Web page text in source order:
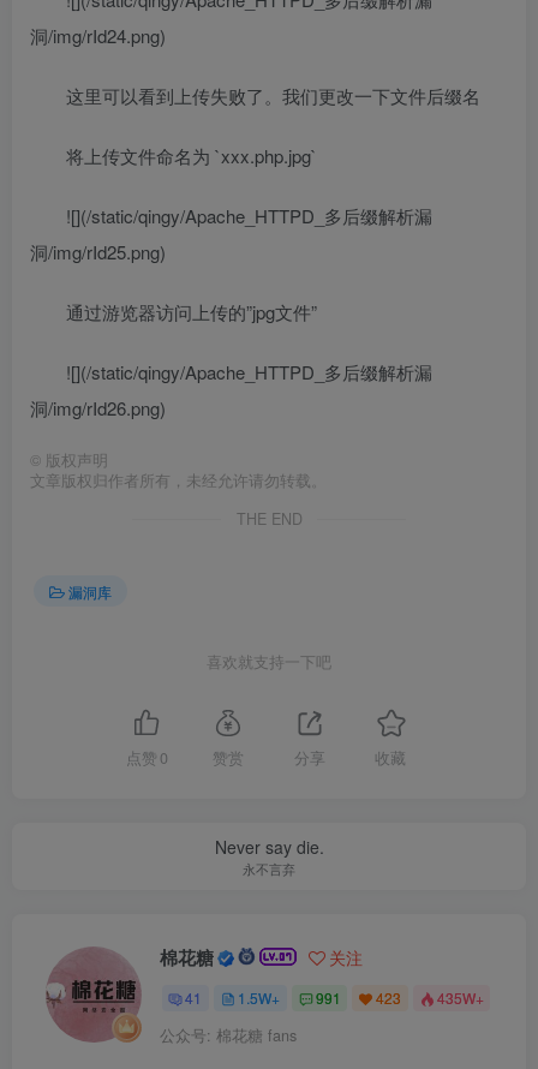
洞/img/rId24.png)
这里可以看到上传失败了。我们更改一下文件后缀名
将上传文件命名为 `xxx.php.jpg`
![](/static/qingy/Apache_HTTPD_多后缀解析漏
洞/img/rId25.png)
通过游览器访问上传的”jpg文件”
![](/static/qingy/Apache_HTTPD_多后缀解析漏
洞/img/rId26.png)
© 版权声明
文章版权归作者所有，未经允许请勿转载。
THE END
漏洞库
喜欢就支持一下吧
点赞 0 赞赏 分享 收藏
Never say die.
永不言弃
棉花糖 关注
41 1.5W+ 991 423 435W+
公众号: 棉花糖 fans